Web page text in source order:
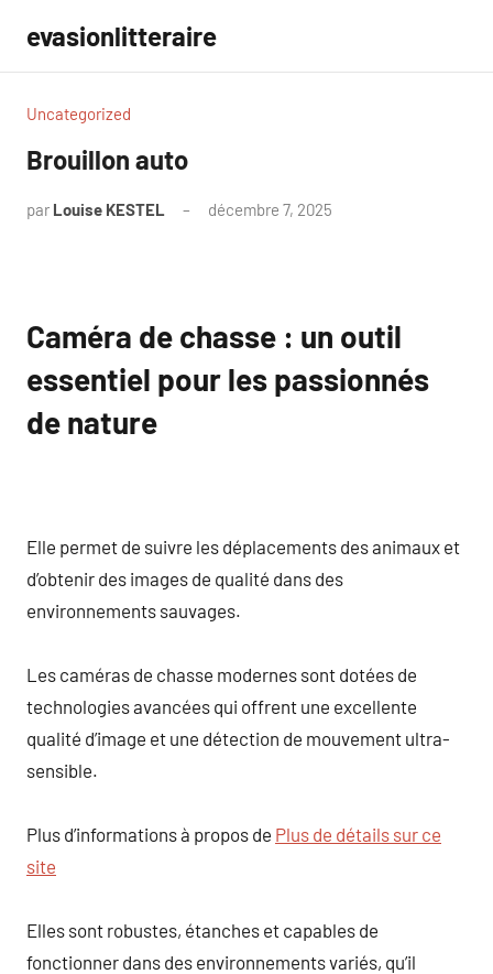
contenu
evasionlitteraire
Uncategorized
Brouillon auto
par Louise KESTEL décembre 7, 2025
Caméra de chasse : un outil
essentiel pour les passionnés
de nature
Elle permet de suivre les déplacements des animaux et
d’obtenir des images de qualité dans des
environnements sauvages.
Les caméras de chasse modernes sont dotées de
technologies avancées qui offrent une excellente
qualité d’image et une détection de mouvement ultra-
sensible.
Plus d’informations à propos de Plus de détails sur ce
site
Elles sont robustes, étanches et capables de
fonctionner dans des environnements variés, qu’il